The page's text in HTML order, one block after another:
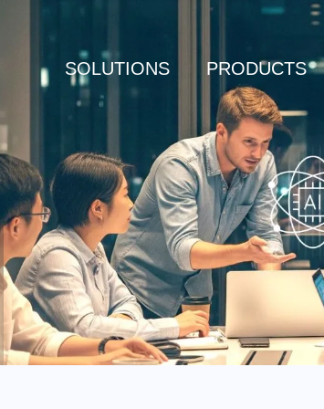
SOLUTIONS PRODUCTS